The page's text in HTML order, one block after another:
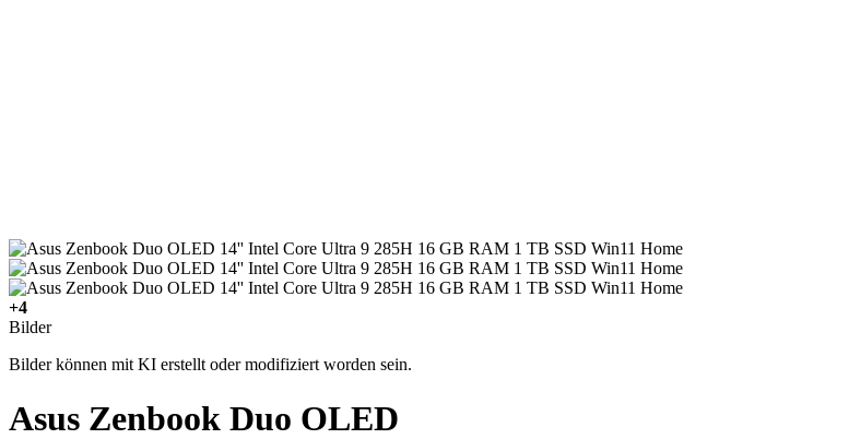
+4
Bilder
Bilder können mit KI erstellt oder modifiziert worden sein.
Asus Zenbook Duo OLED